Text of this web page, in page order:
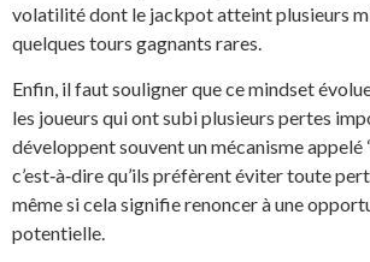
volatilité dont le jackpot atteint plusieurs
quelques tours gagnants rares.
Enfin, il faut souligner que ce mindset
les joueurs qui ont subi plusieurs pertes
développent souvent un mécanisme appelé
c’est‑à‑dire qu’ils préfèrent éviter toute
même si cela signifie renoncer à une
potentielle.